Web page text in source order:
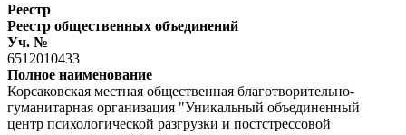
Реестр
Реестр общественных объединений
Уч. №
6512010433
Полное наименование
Корсаковская местная общественная благотворительно-
гуманитарная организация "Уникальный объединенный
центр психологической разгрузки и постстрессовой